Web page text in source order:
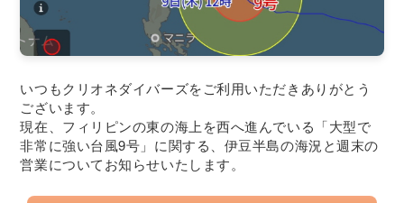
いつもクリオネダイバーズをご利用いただきありがとう
ございます。
現在、フィリピンの東の海上を西へ進んでいる「大型で
非常に強い台風9号」に関する、伊豆半島の海況と週末の
営業についてお知らせいたします。